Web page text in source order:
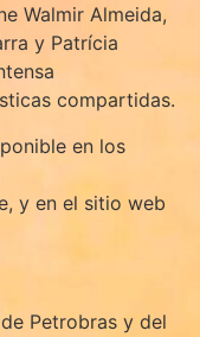
Walmir Almeida,
y Patrícia
compartidas.
en los
y en el sitio web
Petrobras y del